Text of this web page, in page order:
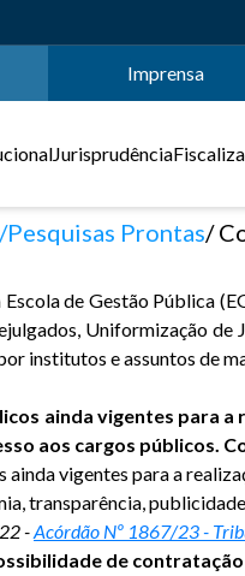
Imprensa
Jurisprudência
Pesquisas Prontas
de Gestão Pública
Uniformização
institutos e assuntos de
ainda vigentes para
aos cargos públicos.
vigentes para a
transparência,
-Acórdão Nº 1867/23 -
de